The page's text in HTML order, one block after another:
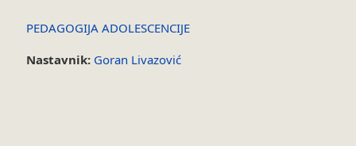
PEDAGOGIJA ADOLESCENCIJE
Nastavnik: Goran Livazović